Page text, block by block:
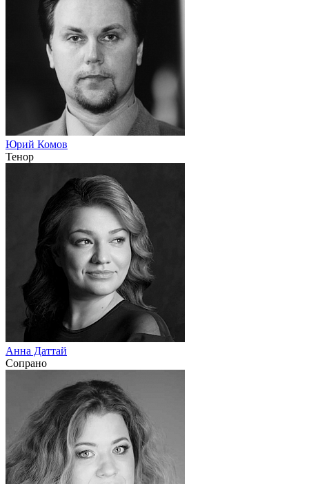
Юрий Комов
Тенор
Анна Даттай
Сопрано